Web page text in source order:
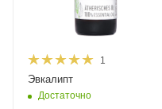
1
Эвкалипт
Достаточно